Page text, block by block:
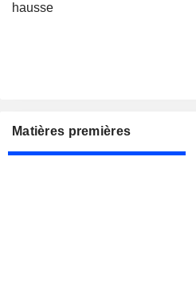
hausse
Matières premières